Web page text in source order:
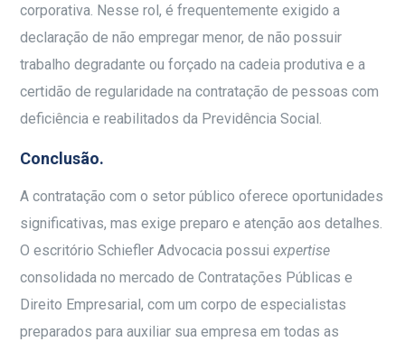
corporativa. Nesse rol, é frequentemente exigido a
declaração de não empregar menor, de não possuir
trabalho degradante ou forçado na cadeia produtiva e a
certidão de regularidade na contratação de pessoas com
deficiência e reabilitados da Previdência Social.
Conclusão.
A contratação com o setor público oferece oportunidades
significativas, mas exige preparo e atenção aos detalhes.
O escritório Schiefler Advocacia possuiexpertise
consolidada no mercado de Contratações Públicas e
Direito Empresarial, com um corpo de especialistas
preparados para auxiliar sua empresa em todas as